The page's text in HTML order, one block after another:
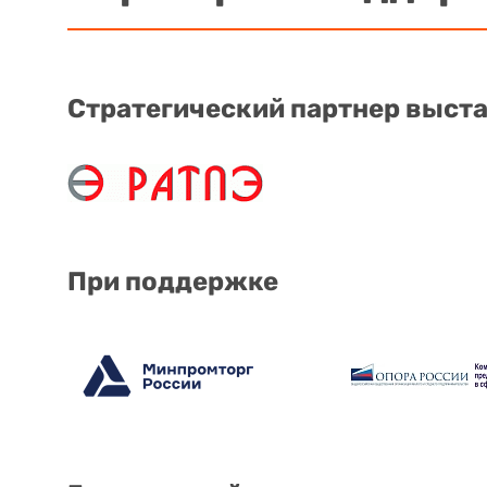
Стратегический партнер
При поддержке